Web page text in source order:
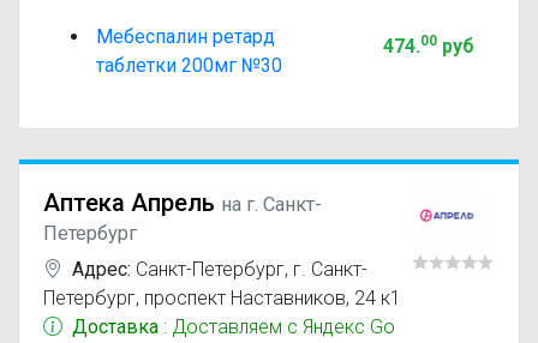
Мебеспалин ретард
таблетки 200мг №30
474.00руб
Аптека Апрель на г. Санкт-
Петербург
Адрес: Санкт-Петербург, г. Санкт-
Петербург, проспект Наставников, 24 к1
Доставка : Доставляем с Яндекс Go